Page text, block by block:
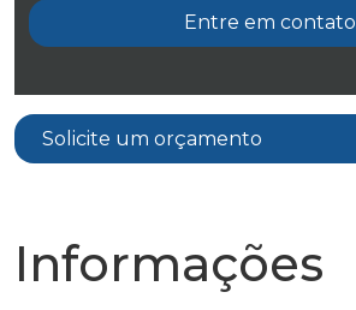
Entre em contato
Solicite um orçamento
Informações